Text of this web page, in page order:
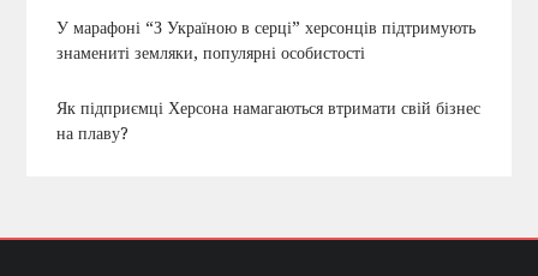
У марафоні “З Україною в серці” херсонців підтримують
знамениті земляки, популярні особистості
Як підприємці Херсона намагаються втримати свій бізнес
на плаву?